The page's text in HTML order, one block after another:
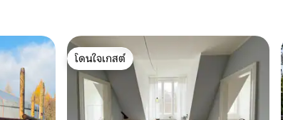
ความร้อน
อาทิตย์
โดนใจเกสต์
โดนใจเกสต์